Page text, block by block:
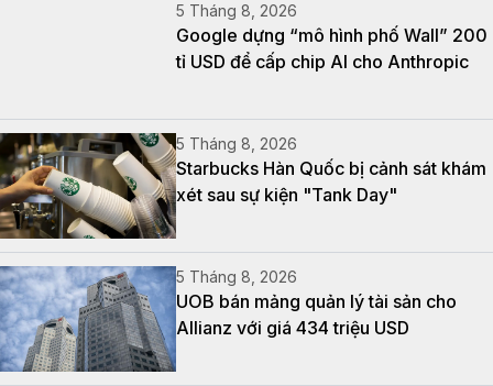
5 Tháng 8, 2026
Google dựng “mô hình phố Wall” 200
tỉ USD để cấp chip AI cho Anthropic
5 Tháng 8, 2026
Starbucks Hàn Quốc bị cảnh sát khám
xét sau sự kiện "Tank Day"
5 Tháng 8, 2026
UOB bán mảng quản lý tài sản cho
Allianz với giá 434 triệu USD